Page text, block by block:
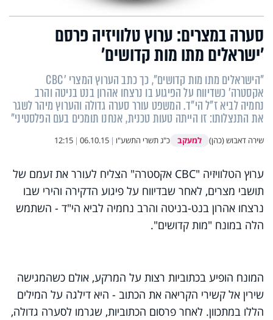
סערה במצרים: ערוץ טלוויזיה פרסם
'ישראלים מתו מות קדושים'
"הישראלים מתו מות קדושים", כך כתב הערוץ המצרי 'CBC
אקסטרה' כשדיווח על הפיגוע בו נרצחו אהרון בנט בניטה והרב
נחמיה לביא ז"ל הי"ד. המשפט עורר סערה גדולה והערוץ מיהר לשגר
את התנצלותו: זו הייתה טעות טכנית, אנחנו תומכים בעם הפלסטיני"
שירה דאבוש (כהן) למעקב כ"ג תשרי התשע"ו |
06.10.15
|
12:15
ערוץ הטלוויזיה "CBC אקסטרה" הצליח לעורר את זעמם של
תושבי מצרים, לאחר שבדיווח על פיגוע הדקירה והירי שבו
נרצחו אהרון בנט-בניטה והרב נחמיה לביא הי"ד - השתמש
הלה במונח "מות קדושים".
המונח הופיע בכתוביות רצות על המרקע, אולם כשהמגישה
שירין אל קשירי הקריאה את הכתוב - היא דילגה על המילים
הללו במתכוון. לאחר פרסום הכתוביות, שגרמו לסערה גדולה,